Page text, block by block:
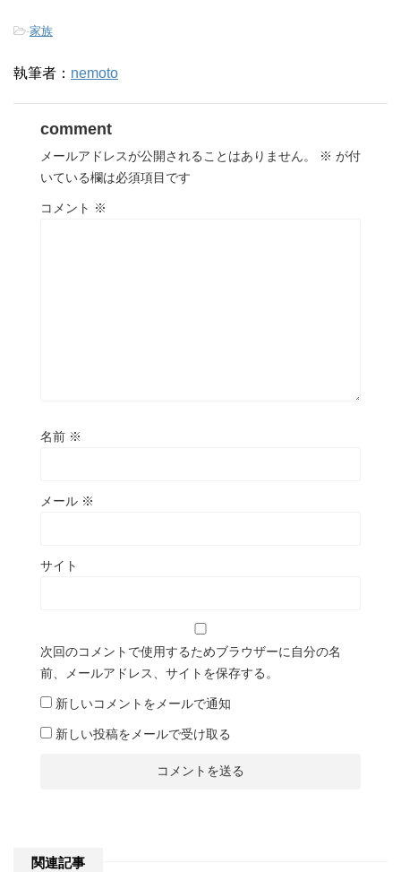
-家族
執筆者： nemoto
comment
メールアドレスが公開されることはありません。 ※ が付
いている欄は必須項目です
コメント ※
名前 ※
メール ※
サイト
次回のコメントで使用するためブラウザーに自分の名
前、メールアドレス、サイトを保存する。
新しいコメントをメールで通知
新しい投稿をメールで受け取る
関連記事